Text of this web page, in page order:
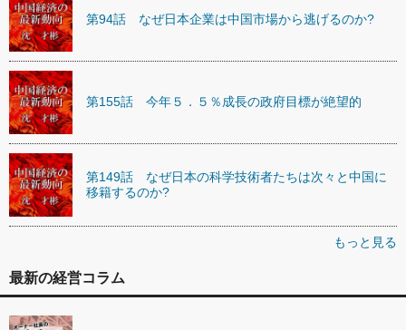
第94話 なぜ日本企業は中国市場から逃げるのか?
第155話 今年５．５％成長の政府目標が絶望的
第149話 なぜ日本の科学技術者たちは次々と中国に
移籍するのか?
もっと見る
最新の経営コラム